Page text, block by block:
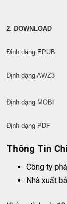
2. DOWNLOAD
Định dạng
Định dạng
Định dạng
Định dạng
Thông Tin
Công ty
Nhà xuất